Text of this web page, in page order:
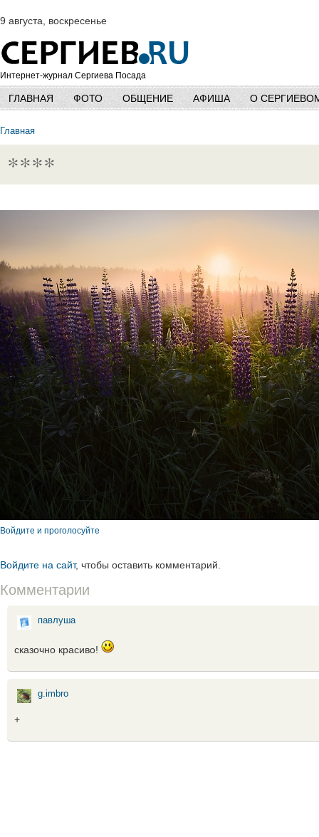
9 августа, воскресенье
Интернет-журнал Сергиева Посада
ГЛАВНАЯ ФОТО ОБЩЕНИЕ АФИША О
Главная
****
Войдите и проголосуйте
Войдите на сайт, чтобы оставить комментарий.
Комментарии
павлуша
сказочно красиво!
g.imbro
+